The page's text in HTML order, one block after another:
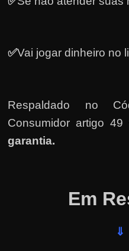
✅Vai jogar dinheiro no
Respaldado no
Consumidor artigo 49
garantia.
Em
⇓